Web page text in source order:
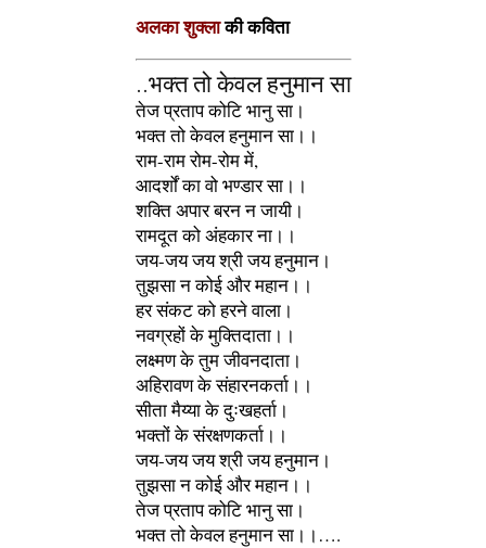
अलका शुक्लाकी कविता
..भक्त तो केवल हनुमान सा
तेज प्रताप कोटि भानु सा।
भक्त तो केवल हनुमान सा।।
राम-राम रोम-रोम में,
आदर्शों का वो भण्डार सा।।
शक्ति अपार बरन न जायी।
रामदूत को अंहकार ना।।
जय-जय जय श्री जय हनुमान।
तुझसा न कोई और महान।।
हर संकट को हरने वाला।
नवग्रहों के मुक्तिदाता।।
लक्ष्मण के तुम जीवनदाता।
अहिरावण के संहारनकर्ता।।
सीता मैय्या के दुःखहर्ता।
भक्तों के संरक्षणकर्ता।।
जय-जय जय श्री जय हनुमान।
तुझसा न कोई और महान।।
तेज प्रताप कोटि भानु सा।
भक्त तो केवल हनुमान सा।।….